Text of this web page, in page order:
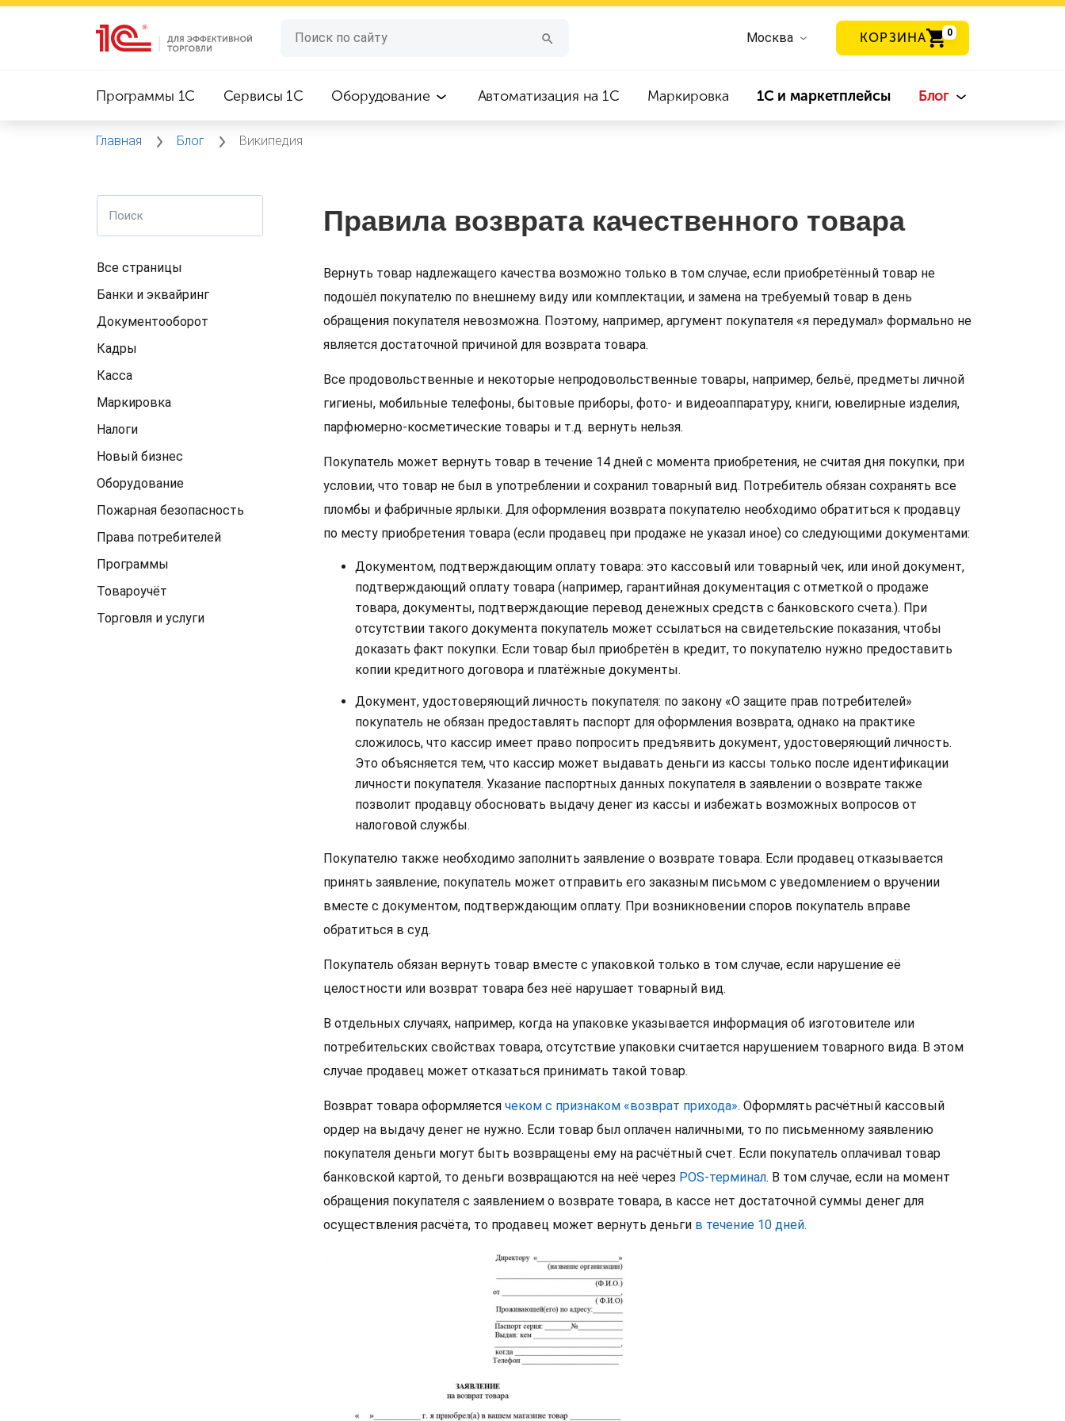
Москва КОРЗИНА 0
Программы 1C Сервисы 1C Оборудование Автоматизация на 1С Маркировка 1С и маркетплейсы Блог
Главная Блог Википедия
Все страницы
Банки и эквайринг
Документооборот
Кадры
Касса
Маркировка
Налоги
Новый бизнес
Оборудование
Пожарная безопасность
Права потребителей
Программы
Товароучёт
Торговля и услуги
Правила возврата качественного товара
Вернуть товар надлежащего качества возможно только в том случае, если приобретённый товар не
подошёл покупателю по внешнему виду или комплектации, и замена на требуемый товар в день
обращения покупателя невозможна. Поэтому, например, аргумент покупателя «я передумал» формально не
является достаточной причиной для возврата товара.
Все продовольственные и некоторые непродовольственные товары, например, бельё, предметы личной
гигиены, мобильные телефоны, бытовые приборы, фото- и видеоаппаратуру, книги, ювелирные изделия,
парфюмерно-косметические товары и т.д. вернуть нельзя.
Покупатель может вернуть товар в течение 14 дней с момента приобретения, не считая дня покупки, при
условии, что товар не был в употреблении и сохранил товарный вид. Потребитель обязан сохранять все
пломбы и фабричные ярлыки. Для оформления возврата покупателю необходимо обратиться к продавцу
по месту приобретения товара (если продавец при продаже не указал иное) со следующими документами:
Документом, подтверждающим оплату товара: это кассовый или товарный чек, или иной документ,
подтверждающий оплату товара (например, гарантийная документация с отметкой о продаже
товара, документы, подтверждающие перевод денежных средств с банковского счета.). При
отсутствии такого документа покупатель может ссылаться на свидетельские показания, чтобы
доказать факт покупки. Если товар был приобретён в кредит, то покупателю нужно предоставить
копии кредитного договора и платёжные документы.
Документ, удостоверяющий личность покупателя: по закону «О защите прав потребителей»
покупатель не обязан предоставлять паспорт для оформления возврата, однако на практике
сложилось, что кассир имеет право попросить предъявить документ, удостоверяющий личность.
Это объясняется тем, что кассир может выдавать деньги из кассы только после идентификации
личности покупателя. Указание паспортных данных покупателя в заявлении о возврате также
позволит продавцу обосновать выдачу денег из кассы и избежать возможных вопросов от
налоговой службы.
Покупателю также необходимо заполнить заявление о возврате товара. Если продавец отказывается
принять заявление, покупатель может отправить его заказным письмом с уведомлением о вручении
вместе с документом, подтверждающим оплату. При возникновении споров покупатель вправе
обратиться в суд.
Покупатель обязан вернуть товар вместе с упаковкой только в том случае, если нарушение её
целостности или возврат товара без неё нарушает товарный вид.
В отдельных случаях, например, когда на упаковке указывается информация об изготовителе или
потребительских свойствах товара, отсутствие упаковки считается нарушением товарного вида. В этом
случае продавец может отказаться принимать такой товар.
Возврат товара оформляется чеком с признаком «возврат прихода». Оформлять расчётный кассовый
ордер на выдачу денег не нужно. Если товар был оплачен наличными, то по письменному заявлению
покупателя деньги могут быть возвращены ему на расчётный счет. Если покупатель оплачивал товар
банковской картой, то деньги возвращаются на неё через POS-терминал. В том случае, если на момент
обращения покупателя с заявлением о возврате товара, в кассе нет достаточной суммы денег для
осуществления расчёта, то продавец может вернуть деньги в течение 10 дней.